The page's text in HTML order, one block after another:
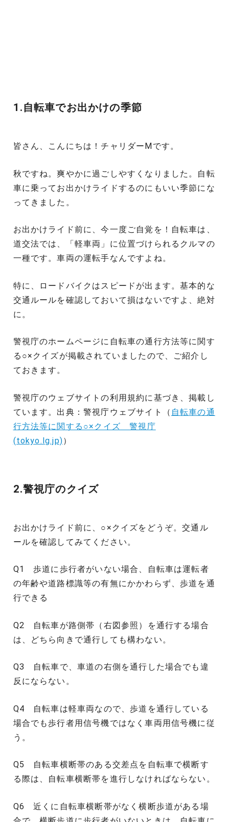
1.自転車でお出かけの季節
皆さん、こんにちは！チャリダーMです。
秋ですね。爽やかに過ごしやすくなりました。自転
車に乗ってお出かけライドするのにもいい季節にな
ってきました。
お出かけライド前に、今一度ご自覚を！自転車は、
道交法では、「軽車両」に位置づけられるクルマの
一種です。車両の運転手なんですよね。
特に、ロードバイクはスピードが出ます。基本的な
交通ルールを確認しておいて損はないですよ、絶対
に。
警視庁のホームページに自転車の通行方法等に関す
る○×クイズが掲載されていましたので、ご紹介し
ておきます。
警視庁のウェブサイトの利用規約に基づき、掲載し
ています。出典：警視庁ウェブサイト（ 自転車の通
行方法等に関する○×クイズ 警視庁
(tokyo.lg.jp)）
2.警視庁のクイズ
お出かけライド前に、○×クイズをどうぞ。交通ル
ールを確認してみてください。
Q1 歩道に歩行者がいない場合、自転車は運転者
の年齢や道路標識等の有無にかかわらず、歩道を通
行できる
Q2 自転車が路側帯（右図参照）を通行する場合
は、どちら向きで通行しても構わない。
Q3 自転車で、車道の右側を通行した場合でも違
反にならない。
Q4 自転車は軽車両なので、歩道を通行している
場合でも歩行者用信号機ではなく車両用信号機に従
う。
Q5 自転車横断帯のある交差点を自転車で横断す
る際は、自転車横断帯を進行しなければならない。
Q6 近くに自転車横断帯がなく横断歩道がある場